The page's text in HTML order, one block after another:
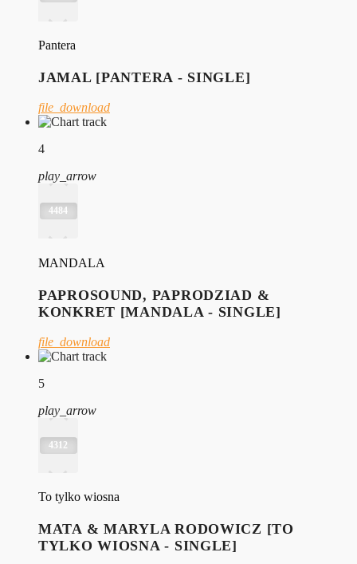
Pantera
JAMAL [PANTERA - SINGLE]
file_download
4
play_arrow
4484
MANDALA
PAPROSOUND, PAPRODZIAD &
KONKRET [MANDALA - SINGLE]
file_download
5
play_arrow
4312
To tylko wiosna
MATA & MARYLA RODOWICZ [TO
TYLKO WIOSNA - SINGLE]